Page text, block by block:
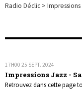
Radio Déclic >
17H00 25 SEPT. 2024
Impressions Jazz -
Retrouvez dans cette page